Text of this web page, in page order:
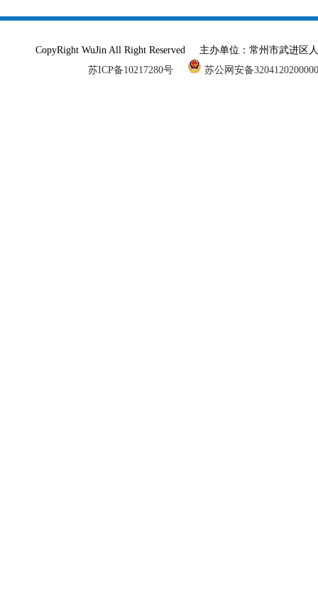
CopyRight WuJin All Right Reserved 主办单位：常州市武进
苏ICP备10217280号
苏公网安备